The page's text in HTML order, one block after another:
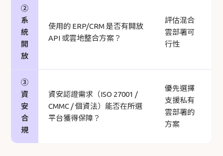
②
系
統
開
放
使用的 ERP/CRM 是否有開放
API 或雲地整合方案？
評估混合
雲部署可
行性
③
資
安
合
規
資安認證需求（ISO 27001 /
CMMC / 個資法）能否在所選
平台獲得保障？
優先選擇
支援私有
雲部署的
方案